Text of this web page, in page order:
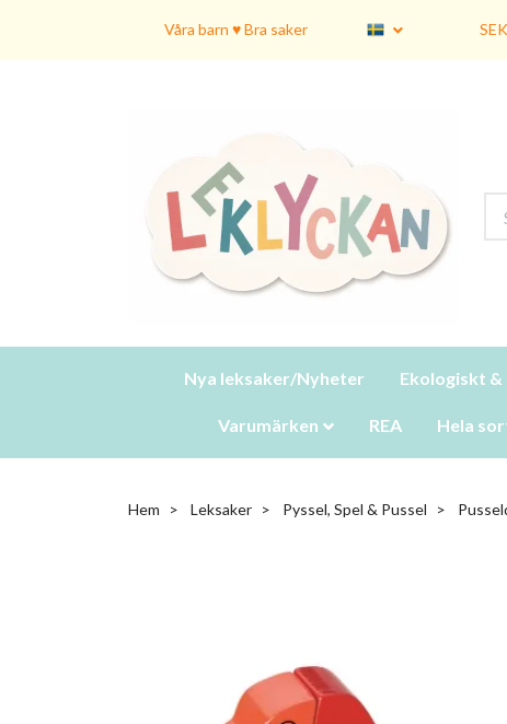
Våra barn ♥ Bra saker SEK
Nya leksaker/Nyheter Ekologiskt &
Varumärken REA Hela
Hem Leksaker Pyssel, Spel & Pussel